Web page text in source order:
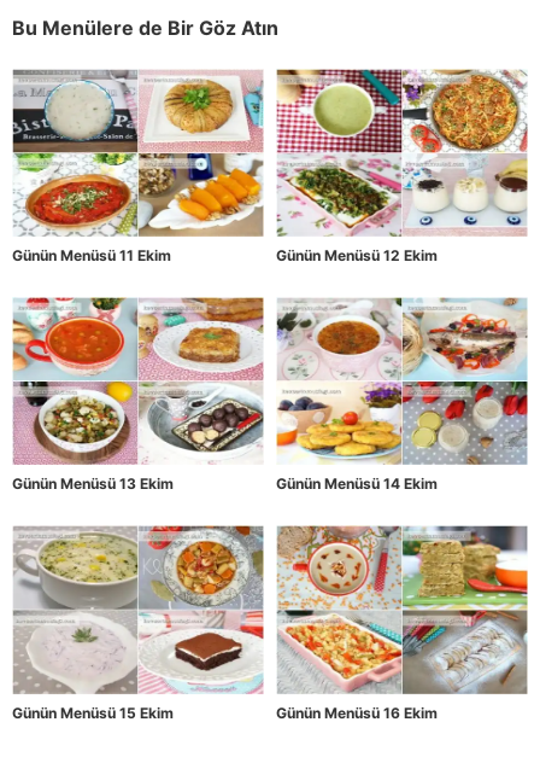
Bu Menülere de Bir Göz Atın
Günün Menüsü 11 Ekim Günün Menüsü 12 Ekim
Günün Menüsü 13 Ekim Günün Menüsü 14 Ekim
Günün Menüsü 15 Ekim Günün Menüsü 16 Ekim